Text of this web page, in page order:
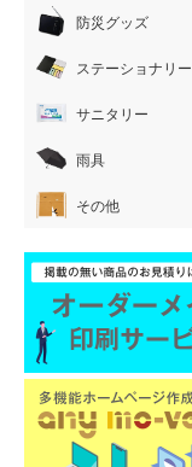
防災グッズ
ステーショナリー
サニタリー
雨具
その他